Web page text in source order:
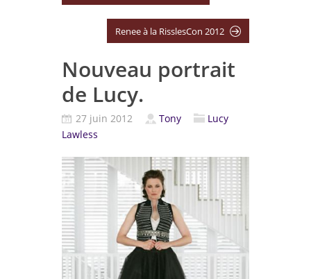
Renee à la RisslesCon 2012
Nouveau portrait
de Lucy.
27 juin 2012 Tony
Lucy
Lawless